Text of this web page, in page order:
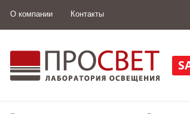
О компании Контакты